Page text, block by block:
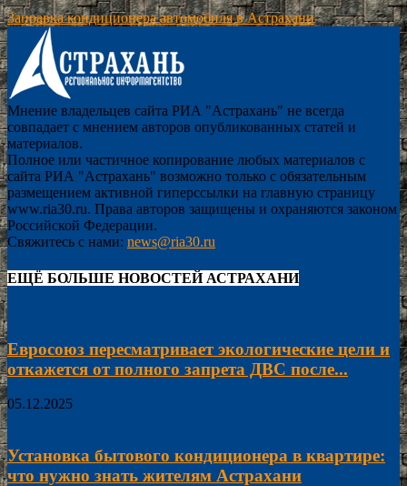
Заправка кондиционера автомобиля в Астрахани
Мнение владельцев сайта РИА "Астрахань" не всегда
совпадает с мнением авторов опубликованных статей и
материалов.
Полное или частичное копирование любых материалов с
сайта РИА "Астрахань" возможно только с обязательным
размещением активной гиперссылки на главную страницу
www.ria30.ru. Права авторов защищены и охраняются законом
Российской Федерации.
Свяжитесь с нами: news@ria30.ru
ЕЩЁ БОЛЬШЕ НОВОСТЕЙ АСТРАХАНИ
Евросоюз пересматривает экологические цели и
откажется от полного запрета ДВС после...
05.12.2025
Установка бытового кондиционера в квартире:
что нужно знать жителям Астрахани